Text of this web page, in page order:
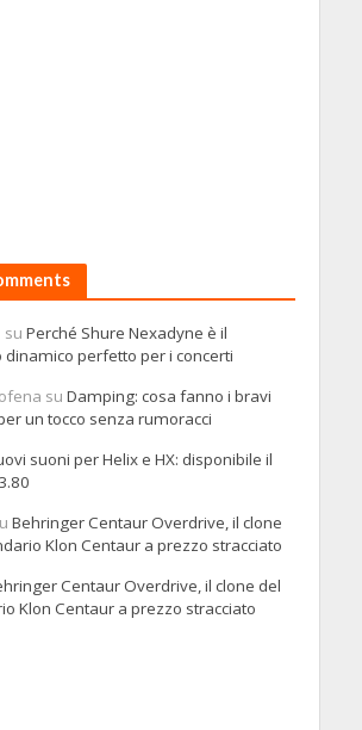
su Perché Shure Nexadyne è il
perfetto per i concerti
su Damping: cosa fanno i bravi
un tocco senza rumoracci
suoni per Helix e HX: disponibile il
Behringer Centaur Overdrive, il clone
Klon Centaur a prezzo stracciato
Centaur Overdrive, il clone del
Klon Centaur a prezzo stracciato